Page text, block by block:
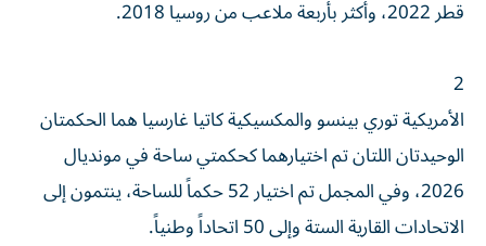
قطر 2022، وأكثر بأربعة ملاعب من روسيا 2018.
2
الأمريكية توري بينسو والمكسيكية كاتيا غارسيا هما الحكمتان
الوحيدتان اللتان تم اختيارهما كحكمتي ساحة في مونديال
2026، وفي المجمل تم اختيار 52 حكماً للساحة، ينتمون إلى
الاتحادات القارية الستة وإلى 50 اتحاداً وطنياً.